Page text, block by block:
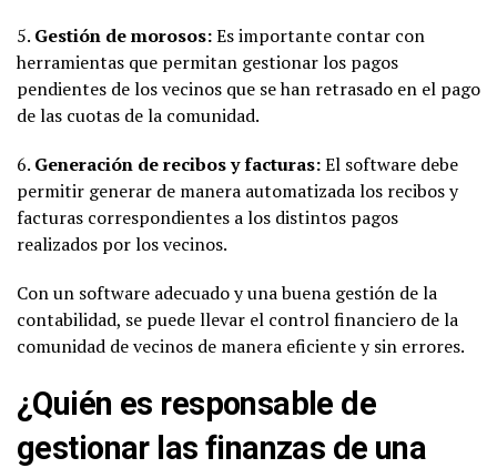
5. Gestión de morosos:Es importante contar con
herramientas que permitan gestionar los pagos
pendientes de los vecinos que se han retrasado en el pago
de las cuotas de la comunidad.
6. Generación de recibos y facturas:El software debe
permitir generar de manera automatizada los recibos y
facturas correspondientes a los distintos pagos
realizados por los vecinos.
Con un software adecuado y una buena gestión de la
contabilidad, se puede llevar el control financiero de la
comunidad de vecinos de manera eficiente y sin errores.
¿Quién es responsable de
gestionar las finanzas de una